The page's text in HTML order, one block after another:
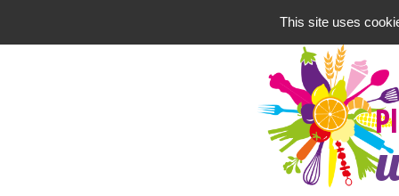
This site uses